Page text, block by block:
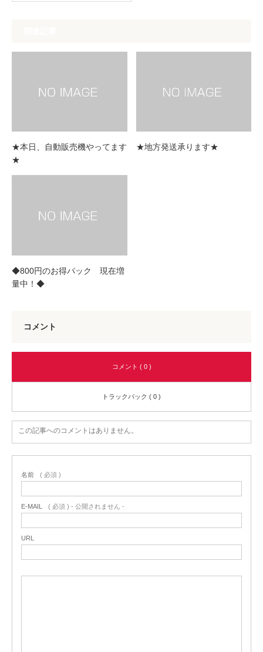
★本日、自動販売機やってます
★
★地方発送承ります★
◆800円のお得パック 現在増
量中！◆
コメント
コメント ( 0 )
トラックバック ( 0 )
この記事へのコメントはありません。
名前 ( 必須 )
E-MAIL ( 必須 ) - 公開されません -
URL